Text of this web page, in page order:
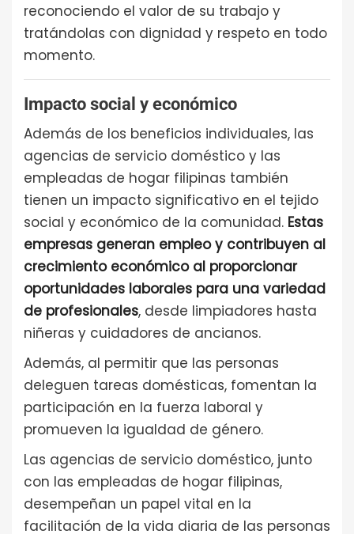
reconociendo el valor de su trabajo y
tratándolas con dignidad y respeto en todo
momento.
Impacto social y económico
Además de los beneficios individuales, las
agencias de servicio doméstico y las
empleadas de hogar filipinas también
tienen un impacto significativo en el tejido
social y económico de la comunidad. Estas
empresas generan empleo y contribuyen al
crecimiento económico al proporcionar
oportunidades laborales para una variedad
de profesionales, desde limpiadores hasta
niñeras y cuidadores de ancianos.
Además, al permitir que las personas
deleguen tareas domésticas, fomentan la
participación en la fuerza laboral y
promueven la igualdad de género.
Las agencias de servicio doméstico, junto
con las empleadas de hogar filipinas,
desempeñan un papel vital en la
facilitación de la vida diaria de las personas